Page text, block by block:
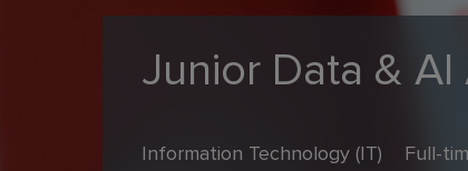
Junior Data & AI
Information Technology (IT) Full-